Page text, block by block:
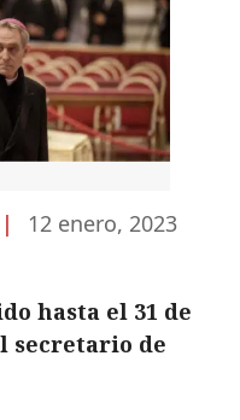
| 12 enero, 2023
hasta el 31 de
secretario de